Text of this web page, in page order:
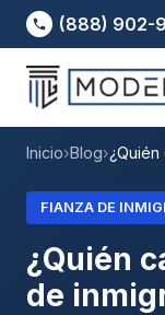
(888) 902-
Inicio›Blog›
FIANZA DE
¿Quién
de